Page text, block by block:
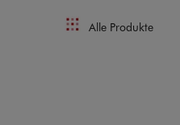
Alle Produkte